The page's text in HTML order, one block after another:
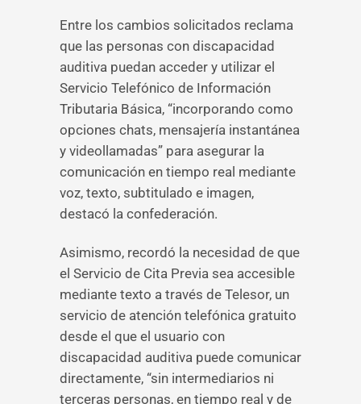
Entre los cambios solicitados reclama
que las personas con discapacidad
auditiva puedan acceder y utilizar el
Servicio Telefónico de Información
Tributaria Básica, “incorporando como
opciones chats, mensajería instantánea
y videollamadas” para asegurar la
comunicación en tiempo real mediante
voz, texto, subtitulado e imagen,
destacó la confederación.
Asimismo, recordó la necesidad de que
el Servicio de Cita Previa sea accesible
mediante texto a través de Telesor, un
servicio de atención telefónica gratuito
desde el que el usuario con
discapacidad auditiva puede comunicar
directamente, “sin intermediarios ni
terceras personas, en tiempo real y de